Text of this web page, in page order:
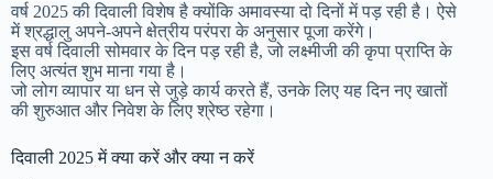
वर्ष 2025 की दिवाली विशेष है क्योंकि अमावस्या दो दिनों में पड़ रही है। ऐसे
में श्रद्धालु अपने-अपने क्षेत्रीय परंपरा के अनुसार पूजा करेंगे।
इस वर्ष दिवाली सोमवार के दिन पड़ रही है, जो लक्ष्मीजी की कृपा प्राप्ति के
लिए अत्यंत शुभ माना गया है।
जो लोग व्यापार या धन से जुड़े कार्य करते हैं, उनके लिए यह दिन नए खातों
की शुरुआत और निवेश के लिए श्रेष्ठ रहेगा।
दिवाली 2025 में क्या करें और क्या न करें